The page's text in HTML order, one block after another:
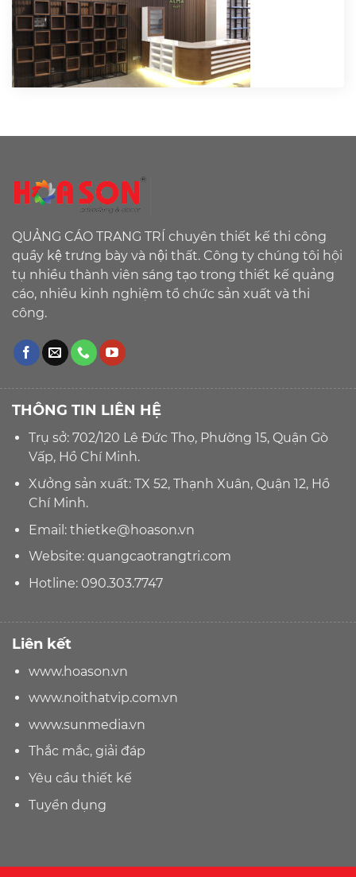
QUẢNG CÁO TRANG TRÍ chuyên thiết kế thi công
quầy kệ trưng bày và nội thất. Công ty chúng tôi hội
tụ nhiều thành viên sáng tạo trong thiết kế quảng
cáo, nhiều kinh nghiệm tổ chức sản xuất và thi
công.
THÔNG TIN LIÊN HỆ
Trụ sở: 702/120 Lê Đức Thọ, Phường 15, Quận Gò
Vấp, Hồ Chí Minh.
Xưởng sản xuất: TX 52, Thạnh Xuân, Quận 12, Hồ
Chí Minh.
Email: thietke@hoason.vn
Website:quangcaotrangtri.com
Hotline: 090.303.7747
Liên kết
www.hoason.vn
www.noithatvip.com.vn
www.sunmedia.vn
Thắc mắc, giải đáp
Yêu cầu thiết kế
Tuyển dụng